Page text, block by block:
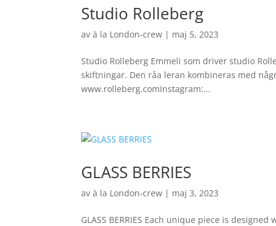
Studio Rolleberg
avà la London-crew | maj 5, 2023
Studio Rolleberg Emmeli som driver studio
skiftningar. Den råa leran kombineras med
www.rolleberg.comInstagram:...
GLASS BERRIES
avà la London-crew | maj 3, 2023
GLASS BERRIES Each unique piece is